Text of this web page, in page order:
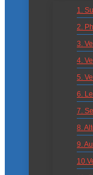
1.
2.
3.
4.
5.
6.
7.
8.
9.